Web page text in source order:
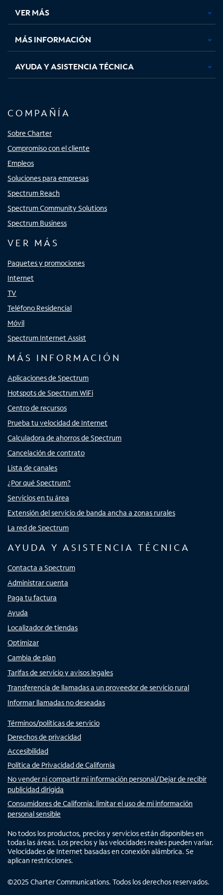
pestaña
nueva
pestaña
nueva
pestaña
nuevanueva
VER MÁS
MÁS INFORMACIÓN
AYUDA Y ASISTENCIA TÉCNICA
COMPAÑÍA
Sobre Charter
Compromiso con el cliente
Empleos
Soluciones para empresas
Spectrum Reach
Spectrum Community Solutions
Spectrum Business
VER MÁS
Paquetes y promociones
Internet
TV
Teléfono Residencial
Móvil
Spectrum Internet Assist
MÁS INFORMACIÓN
Aplicaciones de Spectrum
Hotspots de Spectrum WiFi
Centro de recursos
Prueba tu velocidad de Internet
Calculadora de ahorros de Spectrum
Cancelación de contrato
Lista de canales
¿Por qué Spectrum?
Servicios en tu área
Extensión del servicio de banda ancha a zonas rurales
La red de Spectrum
AYUDA Y ASISTENCIA TÉCNICA
Contacta a Spectrum
Administrar cuenta
Paga tu factura
Ayuda
Localizador de tiendas
Optimizar
Cambia de plan
Tarifas de servicio y avisos legales
Transferencia de llamadas a un proveedor de servicio rural
Informar llamadas no deseadas
Términos/políticas de servicio
Derechos de privacidad
Accesibilidad
Política de Privacidad de California
No vender ni compartir mi información personal/Dejar de recibir
publicidad dirigida
Consumidores de California: limitar el uso de mi información
personal sensible
No todos los productos, precios y servicios están disponibles en
todas las áreas. Los precios y las velocidades reales pueden variar.
Velocidades de Internet basadas en conexión alámbrica. Se
aplican restricciones.
©2025 Charter Communications. Todos los derechos reservados.